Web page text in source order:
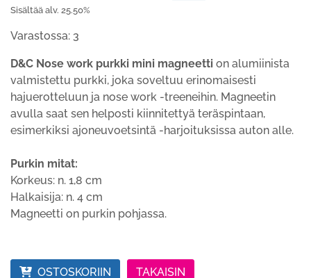
Sisältää alv. 25.50%
Varastossa: 3
D&C Nose work purkki mini magneetti on alumiinista
valmistettu purkki, joka soveltuu erinomaisesti
hajuerotteluun ja nose work -treeneihin. Magneetin
avulla saat sen helposti kiinnitettyä teräspintaan,
esimerkiksi ajoneuvoetsintä -harjoituksissa auton alle.
Purkin mitat:
Korkeus: n. 1,8 cm
Halkaisija: n. 4 cm
Magneetti on purkin pohjassa.
OSTOSKORIIN TAKAISIN